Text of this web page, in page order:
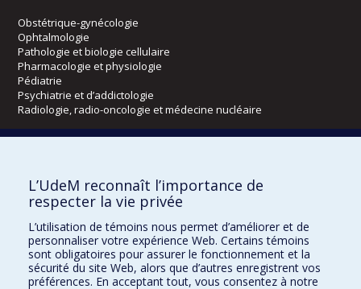
Obstétrique-gynécologie
Ophtalmologie
Pathologie et biologie cellulaire
Pharmacologie et physiologie
Pédiatrie
Psychiatrie et d’addictologie
Radiologie, radio-oncologie et médecine nucléaire
Kinésiologie et des sciences de l’activité physique
Orthophonie et audiologie
Directions
DPC
L’UdeM reconnaît l’importance de
respecter la vie privée
L’utilisation de témoins nous permet d’améliorer et de
personnaliser votre expérience Web. Certains témoins
sont obligatoires pour assurer le fonctionnement et la
sécurité du site Web, alors que d’autres enregistrent vos
préférences. En acceptant tout, vous consentez à notre